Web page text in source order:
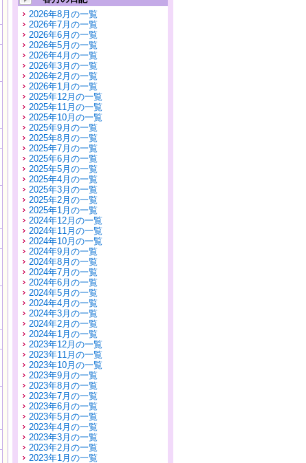
2026年8月の一覧
2026年7月の一覧
2026年6月の一覧
2026年5月の一覧
2026年4月の一覧
2026年3月の一覧
2026年2月の一覧
2026年1月の一覧
2025年12月の一覧
2025年11月の一覧
2025年10月の一覧
2025年9月の一覧
2025年8月の一覧
2025年7月の一覧
2025年6月の一覧
2025年5月の一覧
2025年4月の一覧
2025年3月の一覧
2025年2月の一覧
2025年1月の一覧
2024年12月の一覧
2024年11月の一覧
2024年10月の一覧
2024年9月の一覧
2024年8月の一覧
2024年7月の一覧
2024年6月の一覧
2024年5月の一覧
2024年4月の一覧
2024年3月の一覧
2024年2月の一覧
2024年1月の一覧
2023年12月の一覧
2023年11月の一覧
2023年10月の一覧
2023年9月の一覧
2023年8月の一覧
2023年7月の一覧
2023年6月の一覧
2023年5月の一覧
2023年4月の一覧
2023年3月の一覧
2023年2月の一覧
2023年1月の一覧